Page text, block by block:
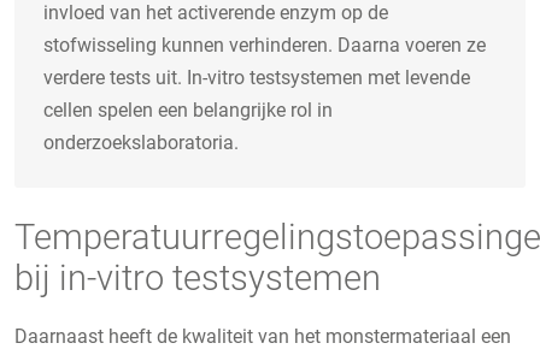
invloed van het activerende enzym op de
stofwisseling kunnen verhinderen. Daarna voeren ze
verdere tests uit. In-vitro testsystemen met levende
cellen spelen een belangrijke rol in
onderzoekslaboratoria.
bij in-vitro testsystemen
Daarnaast heeft de kwaliteit van het monstermateriaal een